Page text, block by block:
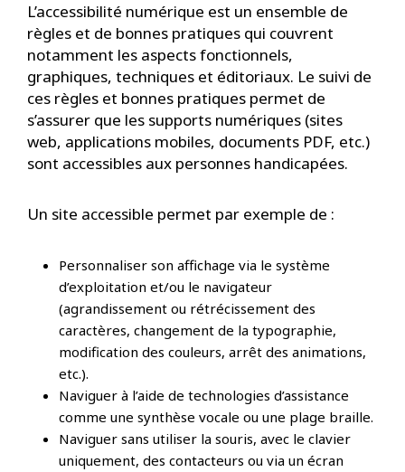
L’accessibilité numérique est un ensemble de
règles et de bonnes pratiques qui couvrent
notamment les aspects fonctionnels,
graphiques, techniques et éditoriaux. Le suivi de
ces règles et bonnes pratiques permet de
s’assurer que les supports numériques (sites
web, applications mobiles, documents PDF, etc.)
sont accessibles aux personnes handicapées.
Un site accessible permet par exemple de :
Personnaliser son affichage via le système
d’exploitation et/ou le navigateur
(agrandissement ou rétrécissement des
caractères, changement de la typographie,
modification des couleurs, arrêt des animations,
etc.).
Naviguer à l’aide de technologies d’assistance
comme une synthèse vocale ou une plage braille.
Naviguer sans utiliser la souris, avec le clavier
uniquement, des contacteurs ou via un écran